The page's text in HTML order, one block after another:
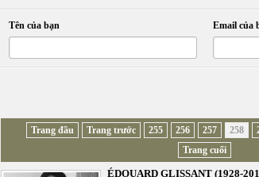
Tên của bạn Email của
Trang đầu Trang trước 255 256 257 258
Trang cuối
ÉDOUARD GLISSANT (1928-